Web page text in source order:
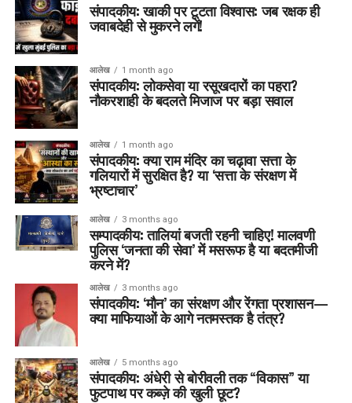
संपादकीय: खाकी पर टूटता विश्वास: जब रक्षक ही
जवाबदेही से मुकरने लगें!
आलेख 1 month ago
संपादकीय: लोकसेवा या रसूखदारों का पहरा?
नौकरशाही के बदलते मिजाज पर बड़ा सवाल
आलेख 1 month ago
संपादकीय: क्या राम मंदिर का चढ़ावा सत्ता के
गलियारों में सुरक्षित है? या ‘सत्ता के संरक्षण में
भ्रष्टाचार’
आलेख 3 months ago
सम्पादकीय: तालियां बजती रहनी चाहिए! मालवणी
पुलिस ‘जनता की सेवा’ में मसरूफ है या बदतमीजी
करने में?
आलेख 3 months ago
संपादकीय: ‘मौन’ का संरक्षण और रेंगता प्रशासन—
क्या माफियाओं के आगे नतमस्तक है तंत्र?
आलेख 5 months ago
संपादकीय: अंधेरी से बोरीवली तक “विकास” या
फुटपाथ पर कब्ज़े की खुली छूट?